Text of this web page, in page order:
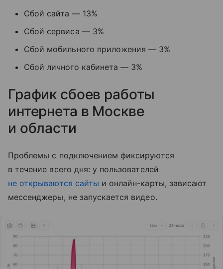
Сбой сайта — 13%
Сбой сервиса — 3%
Сбой мобильного приложения — 3%
Сбой личного кабинета — 3%
График сбоев работы
интернета в Москве
и области
Проблемы с подключением фиксируются
в течение всего дня: у пользователей
не открываются сайты и онлайн-карты, зависают
мессенджеры, не запускается видео.